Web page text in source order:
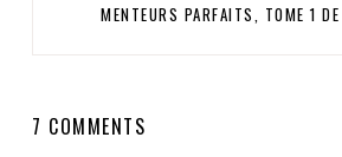
MENTEURS PARFAITS, TOME 1
7 COMMENTS